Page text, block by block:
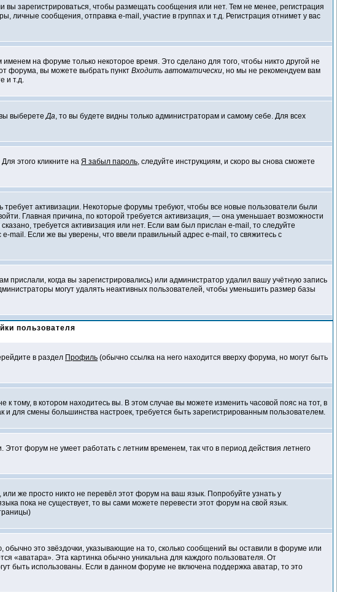
зарегистрироваться, чтобы размещать сообщения или нет. Тем не менее, регистрация
сообщения, отправка e-mail, участие в группах и т.д. Регистрация отнимет у вас
именем на форуме только некоторое время. Это сделано для того, чтобы никто другой не
форума, вы можете выбрать пункт Входить автоматически, но мы не рекомендуем вам
и т.д.
выберетеДа, то вы будете видны только администраторам и самому себе. Для всех
этого кликните на Я забыл пароль, следуйте инструкциям, и скоро вы снова сможете
активизации. Некоторые форумы требуют, чтобы все новые пользователи были
Главная причина, по которой требуется активизация, — она уменьшает возможности
требуется активизация или нет. Если вам был прислан e-mail, то следуйте
mail. Если же вы уверены, что ввели правильный адрес e-mail, то свяжитесь с
когда вы зарегистрировались) или администратор удалил вашу учётную запись
могут удалять неактивных пользователей, чтобы уменьшить размер базы
пользователя
в раздел Профиль (обычно ссылка на него находится вверху форума, но могут быть
тому, в котором находитесь вы. В этом случае вы можете изменить часовой пояс на тот, в
и для смены большинства настроек, требуется быть зарегистрированным пользователем.
форум не умеет работать с летним временем, так что в период действия летнего
же просто никто не перевёл этот форум на ваш язык. Попробуйте узнать у
пока не существует, то вы сами можете перевести этот форум на свой язык.
это звёздочки, указывающие на то, сколько сообщений вы оставили в форуме или
«аватара». Эта картинка обычно уникальна для каждого пользователя. От
быть использованы. Если в данном форуме не включена поддержка аватар, то это